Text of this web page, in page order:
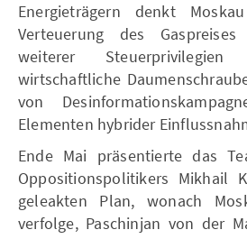
Energieträgern denkt
Verteuerung des
weiterer
wirtschaftliche
von
Elementen hybrider
Ende Mai präsentierte das
Oppositionspolitikers Mikhail
geleakten Plan, wonach
verfolge, Paschinjan von der